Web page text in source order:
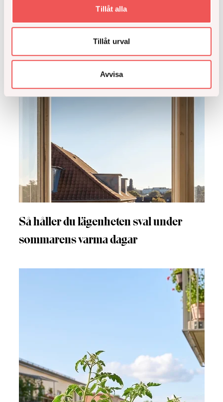
Tillåt alla
Tillåt urval
Avvisa
Så håller du lägenheten sval under
sommarens varma dagar